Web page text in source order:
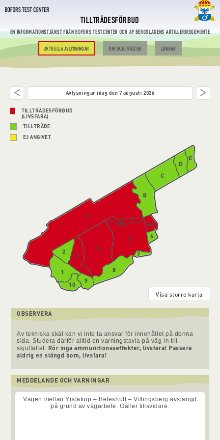
TILLTRÄDESFÖRBUD
EN INFORMATIONSTJÄNST FRÅN BOFORS TESTCENTER OCH A9 BERGSLAGENS ARTILLERIREGEMENTE
AKTUELLA AVLYSNINGAR OM SKJUTFÄLTEN LÄNKAR
Avlysningar idag den 7 augusti 2026
TILLTRÄDESFÖRBUD
(LIVSFARA)
TILLTRÄDE
EJ ANGIVET
Visa större karta
OBSERVERA
Av tekniska skäl kan vi inte ta ansvar för innehållet på denna
sida. Studera därför alltid en varningstavla på väg in till
skjutfältet. Rör inga ammunitionsseffekter, livsfara! Passera
aldrig en stängd bom, livsfara!
MEDDELANDE OCH VARNINGAR
Vägen mellan Yrstatorp – Beteshult – Villingsberg avstängd
på grund av vägarbete. Gäller tillsvidare.